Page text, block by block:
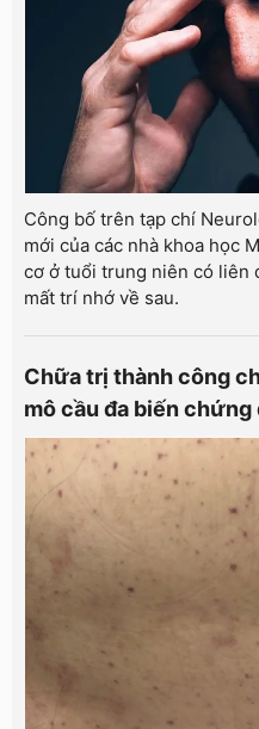
Công bố trên tạp chí
mới của các nhà khoa học
cơ ở tuổi trung niên có liên
mất trí nhớ về sau.
Chữa trị thành công
mô cầu đa biến chứng